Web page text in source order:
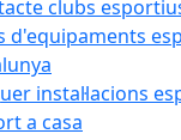
clubs
d'equipaments
instal·lacions
a casa